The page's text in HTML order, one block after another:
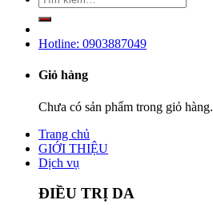
Hotline: 0903887049
Giỏ hàng
Chưa có sản phẩm trong giỏ hàng.
Trang chủ
GIỚI THIỆU
Dịch vụ
ĐIỀU TRỊ DA